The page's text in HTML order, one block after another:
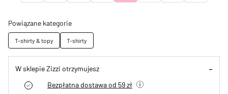
Powiązane kategorie
T-shirty & topy T-shirty
W sklepie Zizzi otrzymujesz
Bezpłatna dostawa od 59 zł